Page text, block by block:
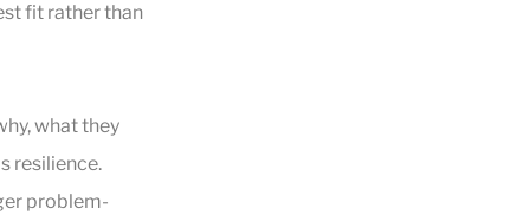
fit rather than
what they
resilience.
problem-